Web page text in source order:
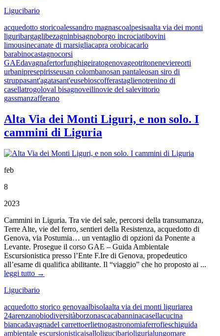
Ligucibario
acquedotto storicoalessandro magnascoalpesisaalta via dei monti
liguribargaglibezagninbisagnoborgo incrociatibovini
limousinecanate di marsigliacapra orobicacarlo
barabinocastagnocorsi
GAEdavagnafertorfunghigeiratogenovageotritoneneviereorti
urbanipresepirisseusan colombanosan pantaleosan siro di
struppasant'agatasant'eusebioscofferastaglienotrenino di
casellatrogoloval bisagnoveilinovie del salevittorio
gassmanzafferano
Alta Via dei Monti Liguri, e non solo. I
cammini di Liguria
feb
8
2023
Cammini in Liguria. Tra vie del sale, percorsi della transumanza,
Terre Alte, vie del ferro, sentieri della Resistenza, acquedotto di
Genova, via Postumia… un ventaglio di opzioni da Ponente a
Levante. Prosegue il corso GAE – Guida Ambientale
Escursionistica presso l’Ente F.Ire di Genova, propedeutico
all’esame di qualifica abilitante. Il “viaggio” che ho proposto ai ...
leggi tutto →
Ligucibario
acquedotto storico genovaalbisolaalta via dei monti liguriarea
24arenzanobiodiversitàborzonascacabanninacasellacucina
biancadavagnadel carrettoerlietnogastronomiaferrofieschiguida
ambientale escursionisticaisalloligucibarioligurialungomare